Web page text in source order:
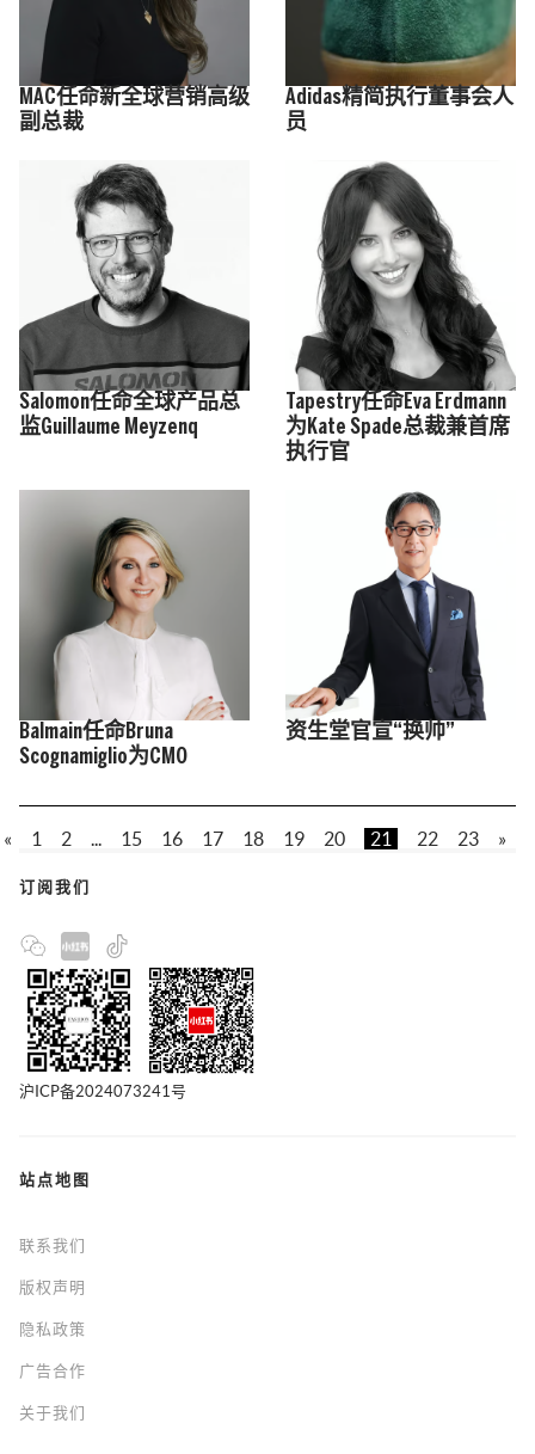
MAC任命新全球营销高级
副总裁
Adidas精简执行董事会人
员
Salomon任命全球产品总
监Guillaume Meyzenq
Tapestry任命Eva Erdmann
为Kate Spade总裁兼首席
执行官
Balmain任命Bruna
Scognamiglio为CMO
资生堂官宣“换帅”
« 1 2 ... 15 16 17 18 19 20 21 22 23 »
订阅我们
沪ICP备2024073241号
站点地图
联系我们
版权声明
隐私政策
广告合作
关于我们